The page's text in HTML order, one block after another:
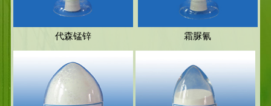
代森锰锌 霜脲氰